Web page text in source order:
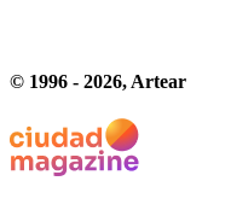
© 1996 - 2026, Artear